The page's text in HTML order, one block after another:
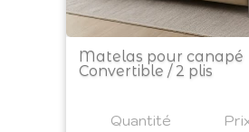
Matelas pour canapé
Convertible / 2 plis
Quantité